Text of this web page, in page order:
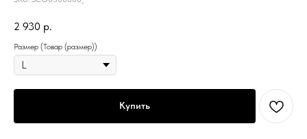
2 930 р.
Размер (Товар (размер))
Купить